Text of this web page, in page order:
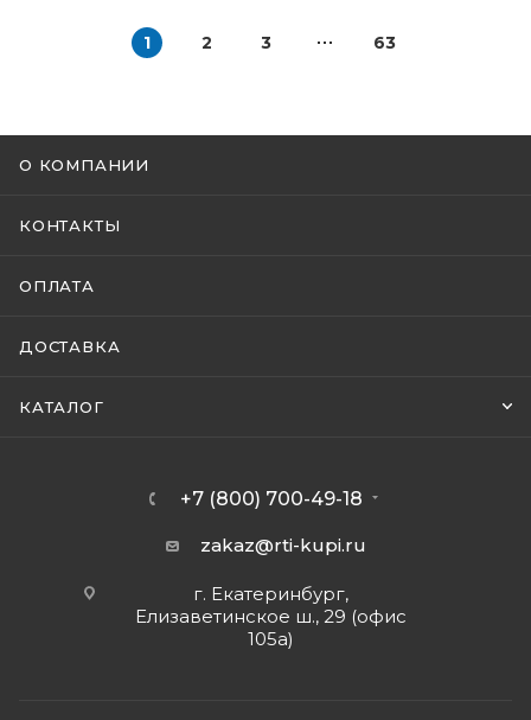
1 2 3 63
О КОМПАНИИ
КОНТАКТЫ
ОПЛАТА
ДОСТАВКА
КАТАЛОГ
+7 (800) 700-49-18
zakaz@rti-kupi.ru
г. Екатеринбург,
Елизаветинское ш., 29 (офис
105а)